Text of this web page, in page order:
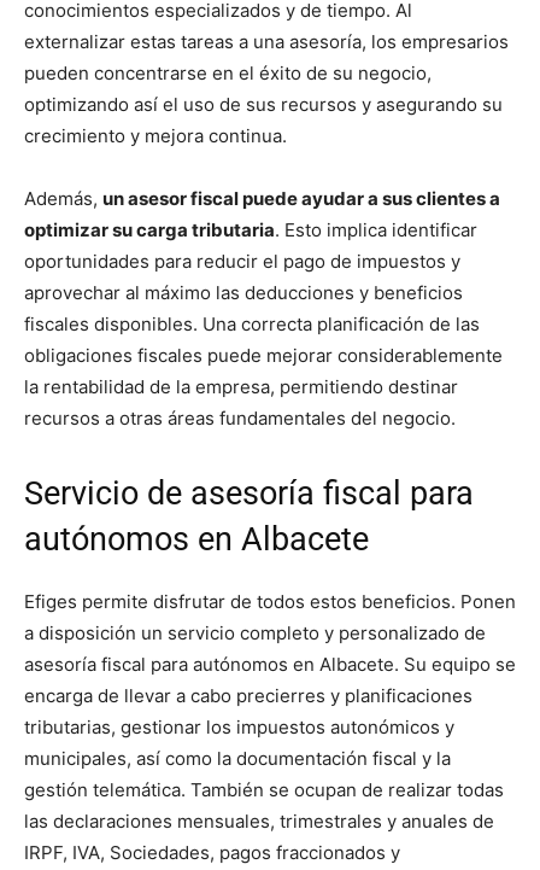
conocimientos especializados y de tiempo. Al
externalizar estas tareas a una asesoría, los empresarios
pueden concentrarse en el éxito de su negocio,
optimizando así el uso de sus recursos y asegurando su
crecimiento y mejora continua.
Además, un asesor fiscal puede ayudar a sus clientes a
optimizar su carga tributaria. Esto implica identificar
oportunidades para reducir el pago de impuestos y
aprovechar al máximo las deducciones y beneficios
fiscales disponibles. Una correcta planificación de las
obligaciones fiscales puede mejorar considerablemente
la rentabilidad de la empresa, permitiendo destinar
recursos a otras áreas fundamentales del negocio.
Servicio de asesoría fiscal para
autónomos en Albacete
Efiges permite disfrutar de todos estos beneficios. Ponen
a disposición un servicio completo y personalizado de
asesoría fiscal para autónomos en Albacete. Su equipo se
encarga de llevar a cabo precierres y planificaciones
tributarias, gestionar los impuestos autonómicos y
municipales, así como la documentación fiscal y la
gestión telemática. También se ocupan de realizar todas
las declaraciones mensuales, trimestrales y anuales de
IRPF, IVA, Sociedades, pagos fraccionados y